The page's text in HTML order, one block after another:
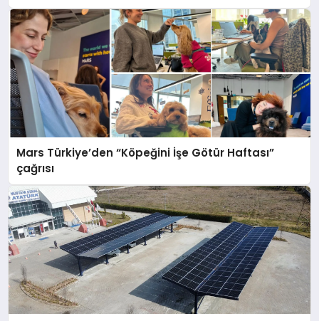
Mars Türkiye’den “Köpeğini İşe Götür Haftası”
çağrısı